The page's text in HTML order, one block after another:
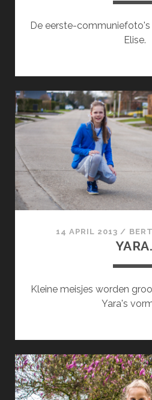
De eerste-communiefoto's
Elise.
14 APRIL 2013 / BERT
YARA.
Kleine meisjes worden
Yara's